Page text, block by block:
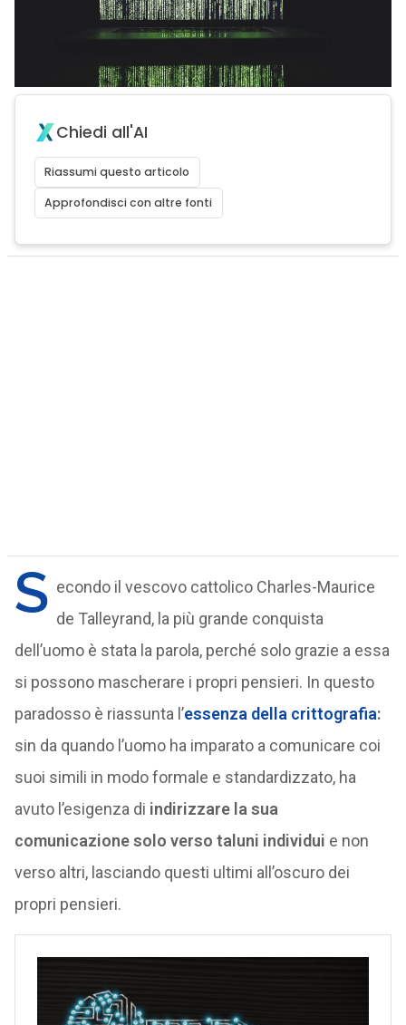
Chiedi all'AI
Riassumi questo articolo
Approfondisci con altre fonti
S econdo il vescovo cattolico Charles-Maurice
de Talleyrand, la più grande conquista
dell’uomo è stata la parola, perché solo grazie a essa
si possono mascherare i propri pensieri. In questo
paradosso è riassunta l’essenza della crittografia:
sin da quando l’uomo ha imparato a comunicare coi
suoi simili in modo formale e standardizzato, ha
avuto l’esigenza di indirizzare la sua
comunicazione solo verso taluni individui e non
verso altri, lasciando questi ultimi all’oscuro dei
propri pensieri.